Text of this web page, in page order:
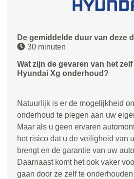
De gemiddelde duur van deze
30 minuten
Wat zijn de gevaren van het
Hyundai Xg onderhoud?
Natuurlijk is er de mogelijkheid
onderhoud te plegen aan uw
Maar als u geen ervaren
het risico dat u de veiligheid van
brengt en de garantie van uw
Daarnaast komt het ook vaker
gaan door ze zelf te onderhouden.